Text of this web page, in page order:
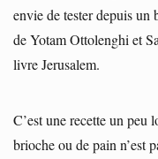
envie de tester depuis
de Yotam Ottolenghi et
livre Jerusalem.
C’est une recette un peu
brioche ou de pain n’est